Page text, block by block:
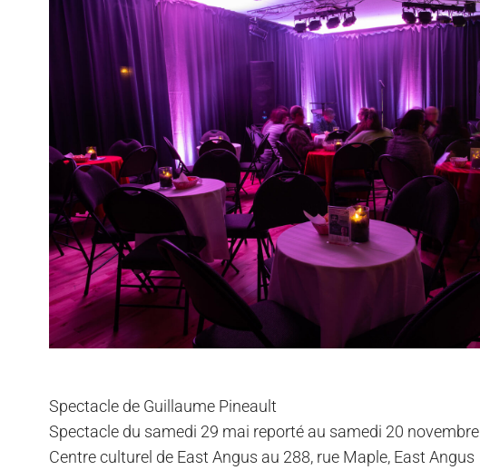
Spectacle de Guillaume Pineault
Spectacle du samedi 29 mai reporté au samedi 20
Centre culturel de East Angus au 288, rue Maple, East Angus